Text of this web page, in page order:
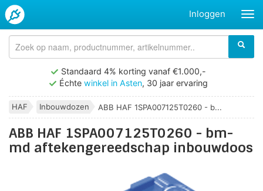
Inloggen
Standaard 4% korting vanaf €1.000,-
Échte winkel in Asten, 30 jaar ervaring
HAF Inbouwdozen ABB HAF 1SPA007125T0260 - b...
ABB HAF 1SPA007125T0260 - bm-
md aftekengereedschap inbouwdoos